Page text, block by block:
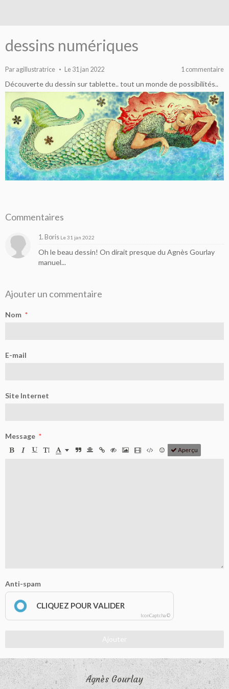
dessins numériques
Par agillustratrice Le 31 jan 2022 1 commentaire
Découverte du dessin sur tablette.. tout un monde de possibilités..
Commentaires
1. Boris Le 31 jan 2022
Oh le beau dessin! On dirait presque du Agnès Gourlay
manuel...
Ajouter un commentaire
Nom
E-mail
Site Internet
Message
Aperçu
Anti-spam
CLIQUEZ POUR VALIDER
IconCaptcha ©
Ajouter
Agnès Gourlay